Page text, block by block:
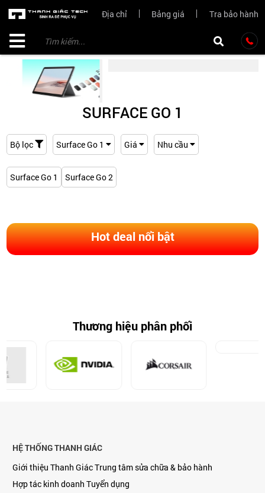
Địa chỉ Bảng giá Tra bảo hành
SURFACE GO 1
Bộ lọc Surface Go 1 Giá Nhu cầu
Surface Go 1 Surface Go 2
Hot deal nổi bật
Thương hiệu phân phối
HỆ THỐNG THANH GIÁC
Giới thiệu Thanh GiácTrung tâm sửa chữa & bảo hành
Hợp tác kinh doanh Tuyển dụng